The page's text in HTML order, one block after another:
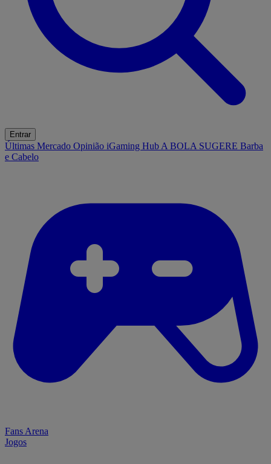
Entrar
Últimas Mercado Opinião iGaming Hub A BOLA SUGERE Barba
e Cabelo
Fans Arena
Jogos